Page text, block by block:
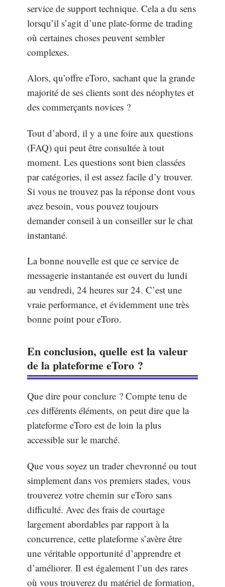
service de support technique. Cela a du sens
lorsqu’il s’agit d’une plate-forme de trading
où certaines choses peuvent sembler
complexes.
Alors, qu’offre eToro, sachant que la grande
majorité de ses clients sont des néophytes et
des commerçants novices ?
Tout d’abord, il y a une foire aux questions
(FAQ) qui peut être consultée à tout
moment. Les questions sont bien classées
par catégories, il est assez facile d’y trouver.
Si vous ne trouvez pas la réponse dont vous
avez besoin, vous pouvez toujours
demander conseil à un conseiller sur le chat
instantané.
La bonne nouvelle est que ce service de
messagerie instantanée est ouvert du lundi
au vendredi, 24 heures sur 24. C’est une
vraie performance, et évidemment une très
bonne point pour eToro.
En conclusion, quelle est la valeur
de la plateforme eToro ?
Que dire pour conclure ? Compte tenu de
ces différents éléments, on peut dire que la
plateforme eToro est de loin la plus
accessible sur le marché.
Que vous soyez un trader chevronné ou tout
simplement dans vos premiers stades, vous
trouverez votre chemin sur eToro sans
difficulté. Avec des frais de courtage
largement abordables par rapport à la
concurrence, cette plateforme s’avère être
une véritable opportunité d’apprendre et
d’améliorer. Il est également l’un des rares
où vous trouverez du matériel de formation,